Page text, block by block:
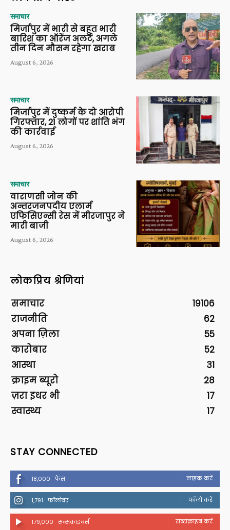
समाचार
मिर्जापुर में भारी से बहुत भारी
बारिश का ऑरेंज अलर्ट, अगले
तीन दिन मौसम रहेगा खराब
August 6, 2026
समाचार
मिर्जापुर में दुष्कर्म के दो आरोपी
गिरफ्तार, 21 लोगों पर शांति भंग
की कार्रवाई
August 6, 2026
समाचार
वाराणसी जोन की
अन्तरजनपदीय एलार्म
एफिसिएन्सी रेस में मीरजापुर ने
मारी बाजी
August 6, 2026
लोकप्रिय श्रेणियां
समाचार
19106
राजनीति
62
अपना ज़िला
55
कारोबार
52
आस्था
31
क्राइम ब्यूरो
28
ज़रा इधर भी
17
स्वास्थ्य
17
STAY CONNECTED
18,000 फैंस लाइक करें
1,791 फॉलोवर फॉलो करें
179,000 सब्सक्राइबर्स सब्सक्राइब करें